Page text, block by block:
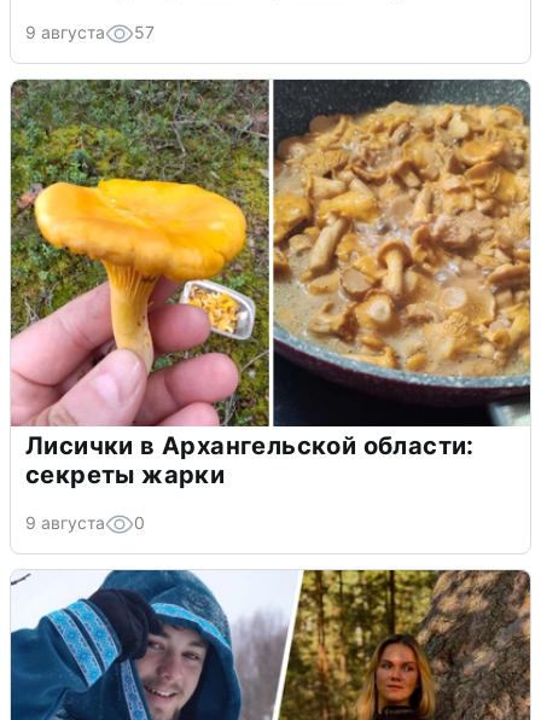
9 августа 57
Лисички в Архангельской области:
секреты жарки
9 августа 0